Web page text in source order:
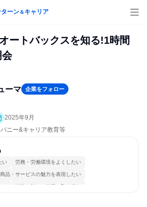
ターン＆キャリア
ートバックスを知る!1時間
会
ーマ 企業をフォロー
2025年9月
ニー&キャリア教育等
い 労務・労働環境をよくしたい
商品・サービスの魅力を表現したい
情熱を持って仕事に取り組む